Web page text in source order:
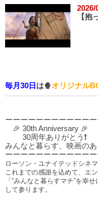
2026/
【抱
毎月30日 は🍿オリジナル
ーーーーーーーーーーー
🎉 30th Anniversary 🎉
30周年ありがとう❗
みんなと暮らす、映画のあ
ーーーーーーーーーーー
ローソン・ユナイテッドシネ
これまでの感謝を込めて、エ
「“みんなと暮らすマチ”を幸
して参ります。